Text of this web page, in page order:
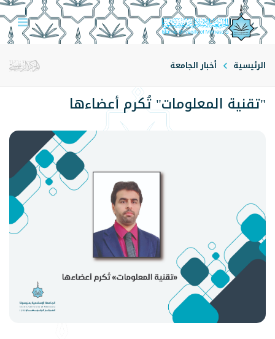
الرئيسية أخبار الجامعة
"تقنية المعلومات" تُكرم أعضاءها